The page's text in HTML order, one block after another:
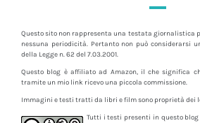
Questo sito non rappresenta una testata giornalistica
nessuna periodicità. Pertanto non può considerarsi
della Legge n. 62 del 7.03.2001.
Questo blog è affiliato ad Amazon, il che significa
tramite un mio link ricevo una piccola commissione.
Immagini e testi tratti da libri e film sono proprietà dei
Tutti i testi presenti in questo